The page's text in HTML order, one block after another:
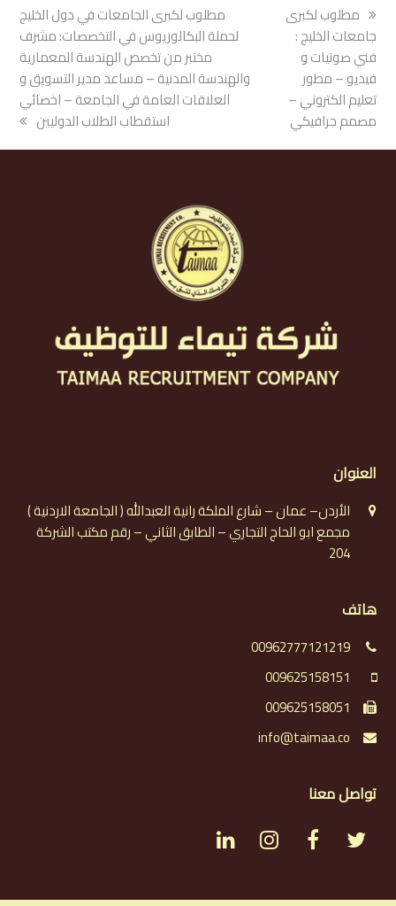
previous
post:
مطلوب لكبرى
جامعات الخليج :
فني صوتيات و
فيديو – مطور
تعليم الكتروني –
مصمم جرافيكي
next
post:
مطلوب لكبرى الجامعات في دول الخليج
لحملة البكالوريوس في التخصصات: مشرف
مختبر من تخصص الهندسة المعمارية
والهندسة المدنية – مساعد مدير التسويق و
العلاقات العامة في الجامعة – اخصائي
استقطاب الطلاب الدوليين
العنوان
الأردن– عمان – شارع الملكة رانية العبدالله ( الجامعة الاردنية )
مجمع ابو الحاج التجاري – الطابق الثاني – رقم مكتب الشركة
204
هاتف
00962777121219
009625158151
009625158051
info@taimaa.co
تواصل معنا
I
L